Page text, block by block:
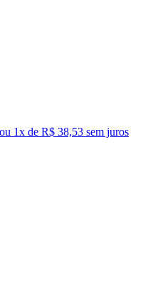
ou 1x de R$ 38,53 sem juros